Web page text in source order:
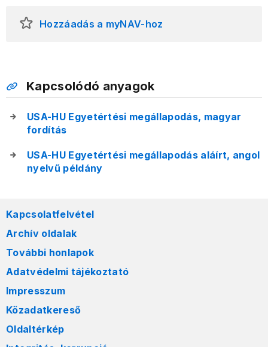
Hozzáadás a myNAV-hoz
Kapcsolódó anyagok
USA-HU Egyetértési megállapodás, magyar
fordítás
USA-HU Egyetértési megállapodás aláírt, angol
nyelvű példány
Kapcsolatfelvétel
Archív oldalak
További honlapok
Adatvédelmi tájékoztató
Impresszum
Közadatkereső
Oldaltérkép